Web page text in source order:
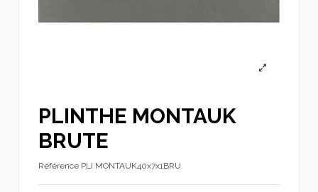
PLINTHE MONTAUK
BRUTE
Référence PLI MONTAUK40x7x1BRU